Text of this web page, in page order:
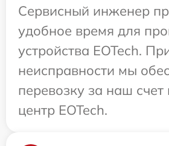
Сервисный инженер
удобное время для
устройства EOTech.
неисправности мы
перевозку за наш
центр EOTech.